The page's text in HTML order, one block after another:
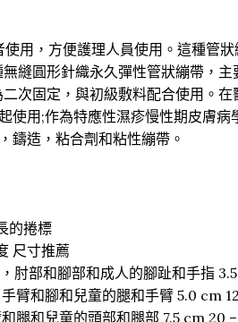
用，方便護理人員使用。這種管
縫圓形針織永久彈性管狀繃帶，主
固定，與初級敷料配合使用。在
使用;作為特應性濕疹慢性期皮膚
鑄造，粘合劑和粘性繃帶。
的捲標
尺寸推薦
肘部和腳部和成人的腳趾和手指
臂和腳和兒童的腿和手臂 5.0 cm
腿和兒童的頭部和腿部 7.5 cm 20